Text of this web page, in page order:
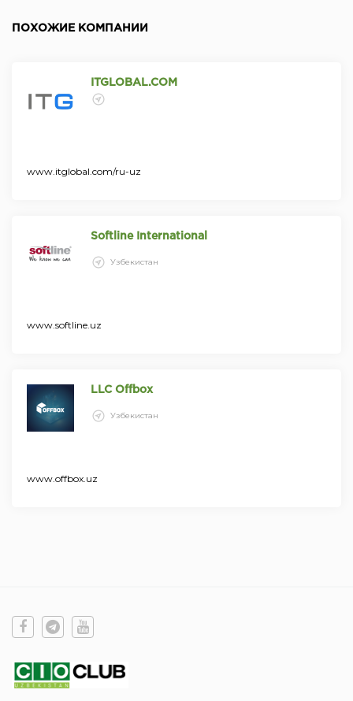
ПОХОЖИЕ КОМПАНИИ
ITGLOBAL.COM
www.itglobal.com/ru-uz
Softline International
Узбекистан
www.softline.uz
LLC Offbox
Узбекистан
www.offbox.uz